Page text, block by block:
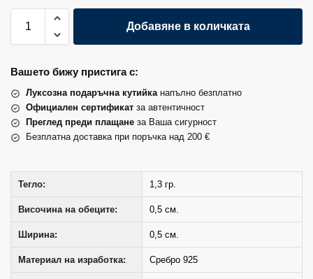
Добавяне в количката
Вашето бижу пристига с:
Луксозна подаръчна кутийканапълно безплатно
Официален сертификат за автентичност
Преглед преди плащане за Ваша сигурност
Безплатна доставка при поръчка над 200 €
Тегло: 1,3 гр.
Височина на обеците: 0,5 см.
Ширина: 0,5 см.
Материал на изработка: Сребро 925